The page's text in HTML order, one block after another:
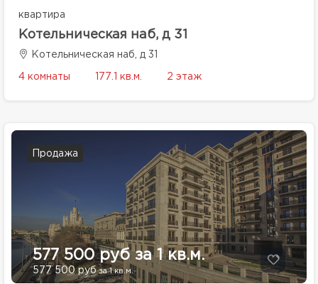
квартира
Котельническая наб, д 31
Котельническая наб, д 31
4 комнаты 177.1 кв.м. 2 этаж
Продажа
577 500 руб за 1 кв.м.
577 500 рубза 1 кв.м.